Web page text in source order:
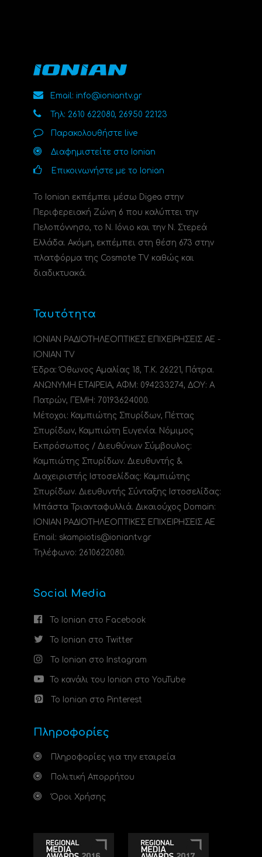
Email: info@ioniantv.gr
Τηλ: 2610 622080, 26950 22123
Παρακολουθήστε live
Διαφημιστείτε στο Ionian
Επικοινωνήστε με το Ionian
Το Ionian εκπέμπει μέσω Digea στην
Περιφερειακή Ζώνη 6 που καλύπτει την
Πελοπόννησο, το N. Ιόνιο και την Ν. Στερεά
Ελλάδα. Ακόμη, εκπέμπει στη θέση 673 στην
πλατφόρμα της Cosmote TV καθώς και
διαδικτυακά.
Ταυτότητα
ΙΟΝΙΑΝ ΡΑΔΙΟΤΗΛΕΟΠΤΙΚΕΣ ΕΠΙΧΕΙΡΗΣΕΙΣ ΑΕ -
IONIAN TV
Έδρα: Όθωνος Αμαλίας 18, Τ.Κ. 26221, Πάτρα.
ΑΝΩΝΥΜΗ ΕΤΑΙΡΕΙΑ, ΑΦΜ: 094233274, ΔΟΥ: A
Πατρών, ΓΕΜΗ: 70193624000.
Μέτοχοι: Καμπιώτης Σπυρίδων, Πέττας
Σπυρίδων, Καμπιώτη Ευγενία. Νόμιμος
Εκπρόσωπος / Διευθύνων Σύμβουλος:
Καμπιώτης Σπυρίδων. Διευθυντής &
Διαχειριστής Ιστοσελίδας: Καμπιώτης
Σπυρίδων. Διευθυντής Σύνταξης Ιστοσελίδας:
Μπάστα Τριανταφυλλιά. Δικαιούχος Domain:
ΙΟΝΙΑΝ ΡΑΔΙΟΤΗΛΕΟΠΤΙΚΕΣ ΕΠΙΧΕΙΡΗΣΕΙΣ ΑΕ
Email: skampiotis@ioniantv.gr
Τηλέφωνο: 2610622080.
Social Media
Το Ionian στο Facebook
Το Ionian στο Twitter
Το Ionian στο Instagram
Το κανάλι του Ionian στο YouTube
Το Ionian στο Pinterest
Πληροφορίες
Πληροφορίες για την εταιρεία
Πολιτική Απορρήτου
Όροι Χρήσης